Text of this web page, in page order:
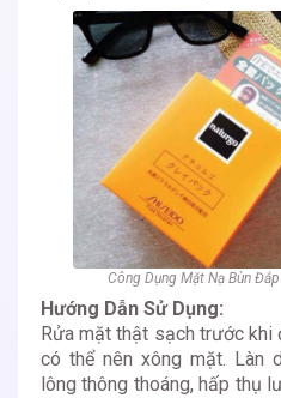
Công Dụng Mặt Nạ Bùn
Hướng Dẫn Sử Dụng:
Rửa mặt thật sạch trước khi
có thể nên xông mặt. Làn
lông thông thoáng, hấp thụ